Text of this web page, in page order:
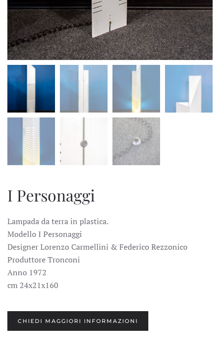
I Personaggi
Lampada da terra in plastica.
Modello I Personaggi
Designer Lorenzo Carmellini & Federico Rezzonico
Produttore Tronconi
Anno 1972
cm 24x21x160
CHIEDI MAGGIORI INFORMAZIONI